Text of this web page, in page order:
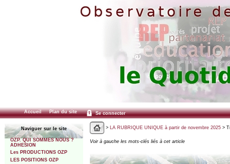
Accueil Plan du site Se connecter
Naviguer sur le site
OZP. QUI SOMMES NOUS ?
ADHESION
Les PRODUCTIONS OZP
LES POSITIONS OZP
> LA RUBRIQUE UNIQUE à partir de novembre 2025>
Voir à gauche les mots-clés liés à cet article